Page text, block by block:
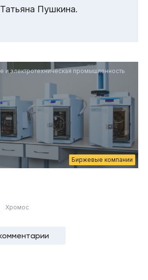
Пушкина.
Биржевые компании
и электротехническая промышленность
Хромос